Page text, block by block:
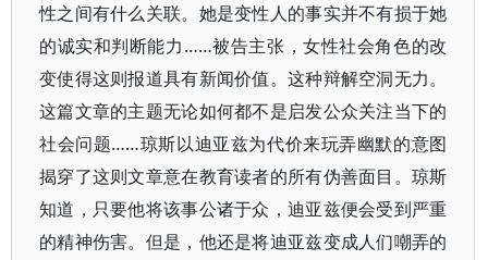
性之间有什么关联。她是变性人的事实并不有损于她
的诚实和判断能力……被告主张，女性社会角色的改
变使得这则报道具有新闻价值。这种辩解空洞无力。
这篇文章的主题无论如何都不是启发公众关注当下的
社会问题……琼斯以迪亚兹为代价来玩弄幽默的意图
揭穿了这则文章意在教育读者的所有伪善面目。琼斯
知道，只要他将该事公诸于众，迪亚兹便会受到严重
的精神伤害。但是，他还是将迪亚兹变成人们嘲弄的